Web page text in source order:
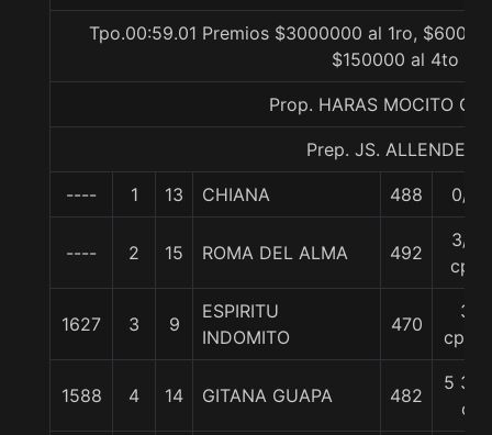
Tpo.00:59.01 Premios $3000000 al 1ro,
$150000 al 4to
Prop. HARAS MOCITO
Prep. JS. ALLENDE F.
---- 1 13 CHIANA 488 0/0
---- 2 15 ROMA DEL ALMA 492
3/4
cpo
1627 3 9
ESPIRITU
INDOMITO
470
3
cpos.
1588 4 14 GITANA GUAPA 482
5 3/4
c